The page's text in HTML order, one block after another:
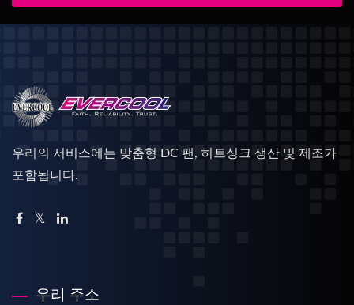
우리의 서비스에는 맞춤형 DC 팬, 히트싱크 생산 및 제조가
포함됩니다.
우리 주소